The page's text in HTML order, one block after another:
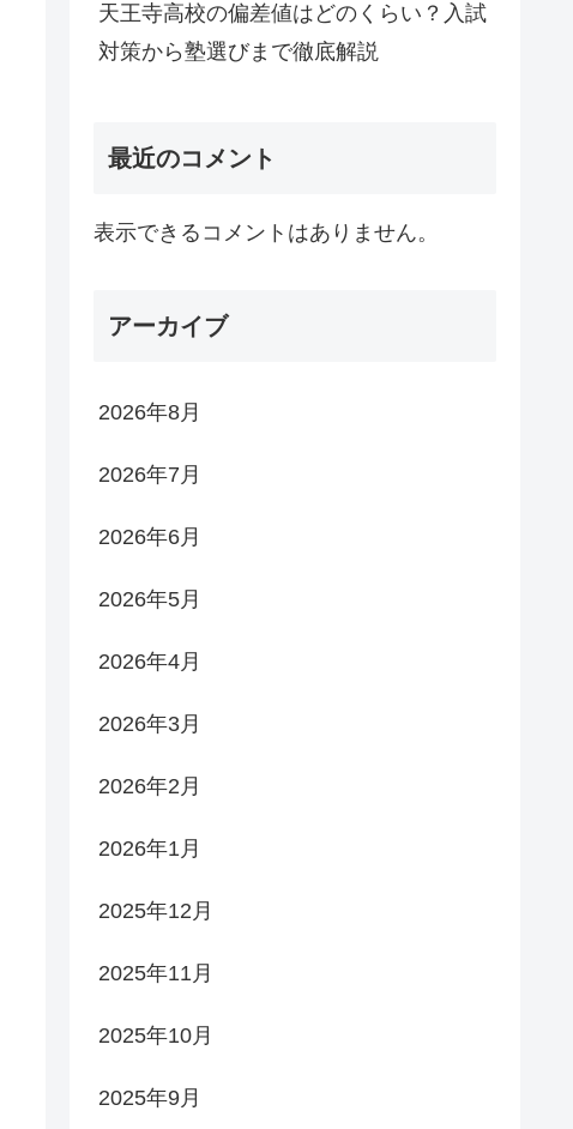
天王寺高校の偏差値はどのくらい？入試
対策から塾選びまで徹底解説
最近のコメント
表示できるコメントはありません。
アーカイブ
2026年8月
2026年7月
2026年6月
2026年5月
2026年4月
2026年3月
2026年2月
2026年1月
2025年12月
2025年11月
2025年10月
2025年9月